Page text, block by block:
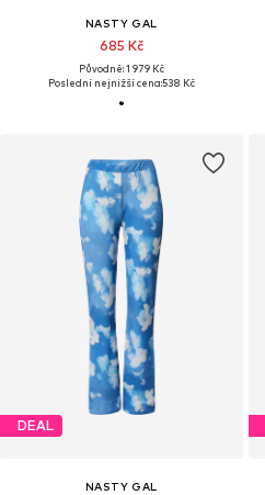
NASTY GAL
685 Kč
Původně: 1 979 Kč
Poslední nejnižší cena:538 Kč
DEAL
NASTY GAL